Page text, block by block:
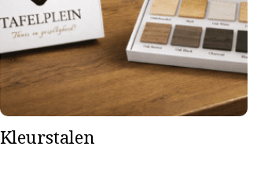
Kleurstalen